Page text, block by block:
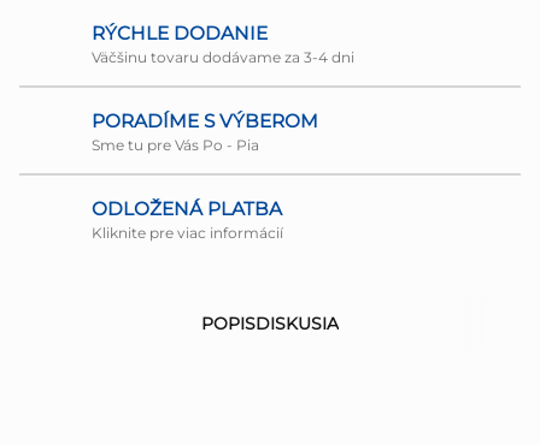
RÝCHLE DODANIE
Väčšinu tovaru dodávame za 3-4 dni
PORADÍME S VÝBEROM
Sme tu pre Vás Po - Pia
ODLOŽENÁ PLATBA
Kliknite pre viac informácií
POPISDISKUSIA